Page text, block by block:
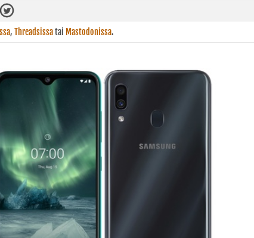
, Threadsissatai Mastodonissa.